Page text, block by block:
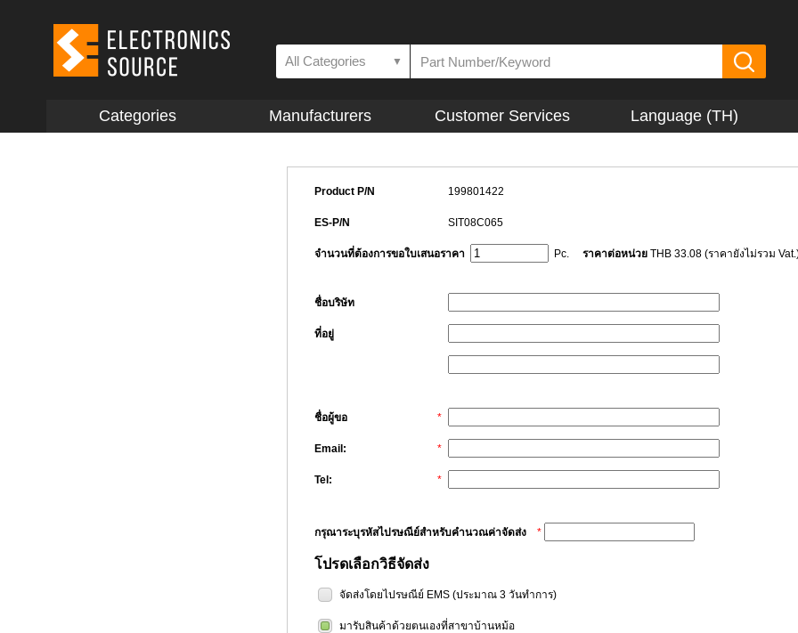
All Categories ▼
Categories Manufacturers Customer Services Language (TH)
Product P/N 199801422
ES-P/N SIT08C065
จำนวนที่ต้องการขอใบเสนอราคา Pc. ราคาต่อหน่วย THB 33.08 (ราคายังไม่รวม
ชื่อบริษัท
ที่อยู่
ชื่อผู้ขอ *
Email: *
Tel: *
กรุณาระบุรหัสไปรษณีย์สำหรับคำนวณค่าจัดส่ง *
โปรดเลือกวิธีจัดส่ง
จัดส่งโดยไปรษณีย์ EMS (ประมาณ 3 วันทำการ)
มารับสินค้าด้วยตนเองที่สาขาบ้านหม้อ